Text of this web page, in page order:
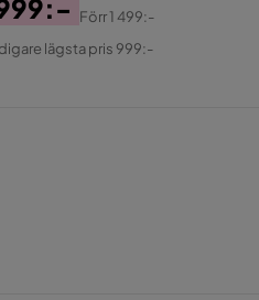
Förr1 499:-
lägsta pris 999:-